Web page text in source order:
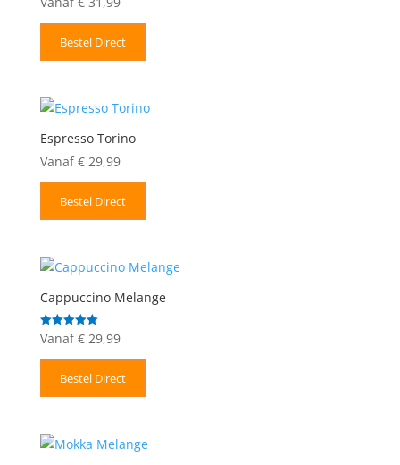
Bestel Direct
Espresso Torino
Vanaf €29,99
Bestel Direct
Cappuccino Melange
Gewaardeerd
5.00
Vanaf €29,99
Bestel Direct